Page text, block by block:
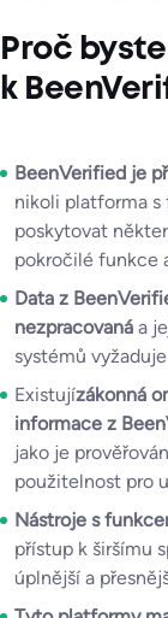
Proč
k
BeenVerified je
nikoli platforma s
poskytovat
pokročilé funkce
Data z
nezpracovaná a
systémů
Existujízákonná
informace z
jako je
použitelnost pro
Nástroje s
přístup k širšímu
úplnější a